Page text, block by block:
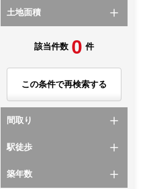
土地面積
該当件数 0 件
この条件で再検索する
間取り
駅徒歩
築年数